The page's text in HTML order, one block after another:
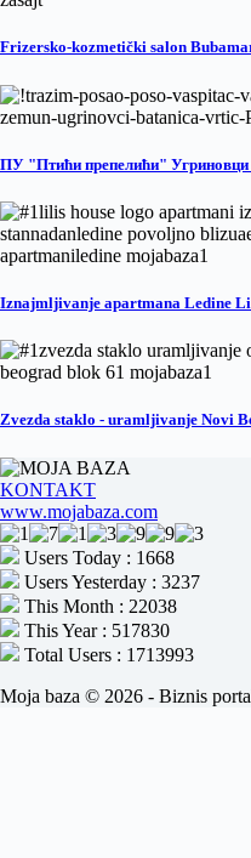
Frizersko-kozmetički salon
ПУ "Птићи препелићи" Угриновци
Iznajmljivanje apartmana Ledine
Zvezda staklo - uramljivanje Novi
KONTAKT
www.mojabaza.com
Users Today : 1668
Users Yesterday : 3237
This Month : 22038
This Year : 517830
Total Users : 1713993
Moja baza © 2026 - Biznis